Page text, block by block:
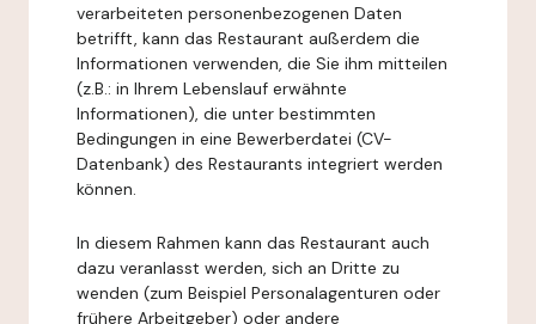
verarbeiteten personenbezogenen Daten
betrifft, kann das Restaurant außerdem die
Informationen verwenden, die Sie ihm mitteilen
(z.B.: in Ihrem Lebenslauf erwähnte
Informationen), die unter bestimmten
Bedingungen in eine Bewerberdatei (CV-
Datenbank) des Restaurants integriert werden
können.
In diesem Rahmen kann das Restaurant auch
dazu veranlasst werden, sich an Dritte zu
wenden (zum Beispiel Personalagenturen oder
frühere Arbeitgeber) oder andere